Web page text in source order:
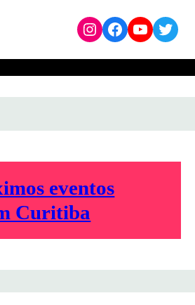
Instagram
Facebook
eventos
Curitiba